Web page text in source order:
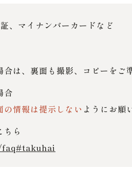
、マイナンバーカードなど
は、裏面も撮影、コピーをご
合
の情報は提示しない ようにお願
ちら